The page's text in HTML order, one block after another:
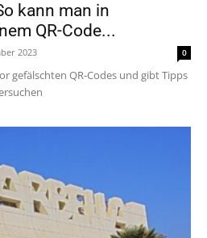
kann man in
QR-Code...
2023 0
gefälschten QR-Codes und gibt Tipps